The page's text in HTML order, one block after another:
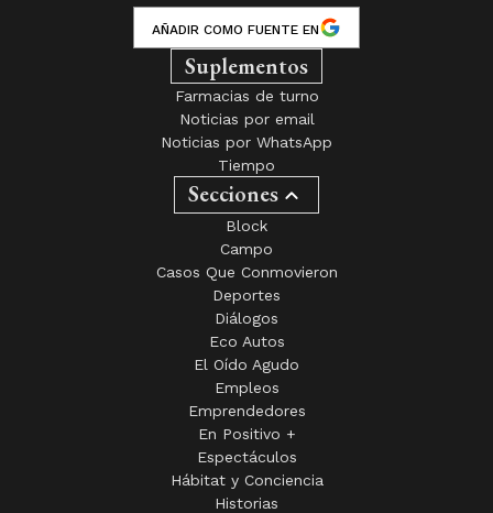
AÑADIR COMO FUENTE EN
Suplementos
Farmacias de turno
Noticias por email
Noticias por WhatsApp
Tiempo
Secciones
Block
Campo
Casos Que Conmovieron
Deportes
Diálogos
Eco Autos
El Oído Agudo
Empleos
Emprendedores
En Positivo +
Espectáculos
Hábitat y Conciencia
Historias